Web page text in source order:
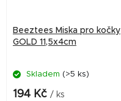
Beeztees Miska pro kočky
GOLD 11,5x4cm
Skladem (>5 ks)
194 Kč / ks